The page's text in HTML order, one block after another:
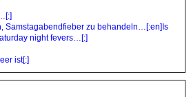
Samstagabendfieber zu behandeln…[:en]Is
night fevers…[:]
ist[:]